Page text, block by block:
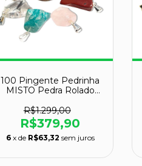
100 Pingente Pedrinha
MISTO Pedra Rolado
R$1.299,00
R$379,90
6 x de R$63,32 sem juros